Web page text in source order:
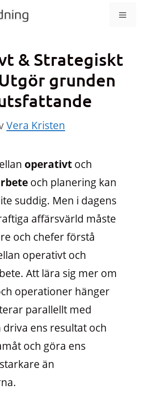
& Strategiskt
grunden
Vera Kristen
operativt och
och planering kan
suddig. Men i dagens
affärsvärld måste
och chefer förstå
operativt och
Att lära sig mer om
operationer hänger
parallellt med
ens resultat och
och göra ens
än